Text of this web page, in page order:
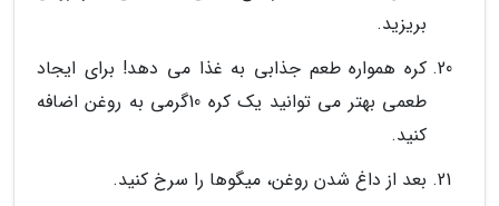
بریزید.
کره همواره طعم جذابی به غذا می دهد! برای ایجاد
طعمی بهتر می توانید یک کره 10گرمی به روغن اضافه
کنید.
بعد از داغ شدن روغن، میگوها را سرخ کنید.